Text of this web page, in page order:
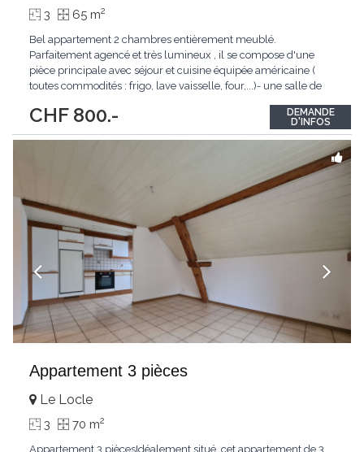
CHF 800.-
3 65 m2
Bel appartement 2 chambres entièrement meublé.
Parfaitement agencé et très lumineux , il se compose d'une
pièce principale avec séjour et cuisine équipée américaine (
toutes commodités : frigo, lave vaisselle, four,...)- une salle de
buanderie.Cet appartement vous charmera par ses nombreux
avantages, tels que :- Aménagé avec beaucoup...
DEMANDE
D'INFOS
Appartement 3 pièces
Le Locle
3 70 m2
Appartement 3 piècesIdéalement situé, cet appartement de 3